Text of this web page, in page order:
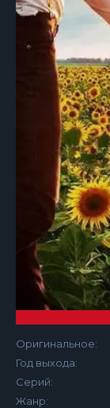
Оригинальное:
Год выхода:
Серий:
Жанр: